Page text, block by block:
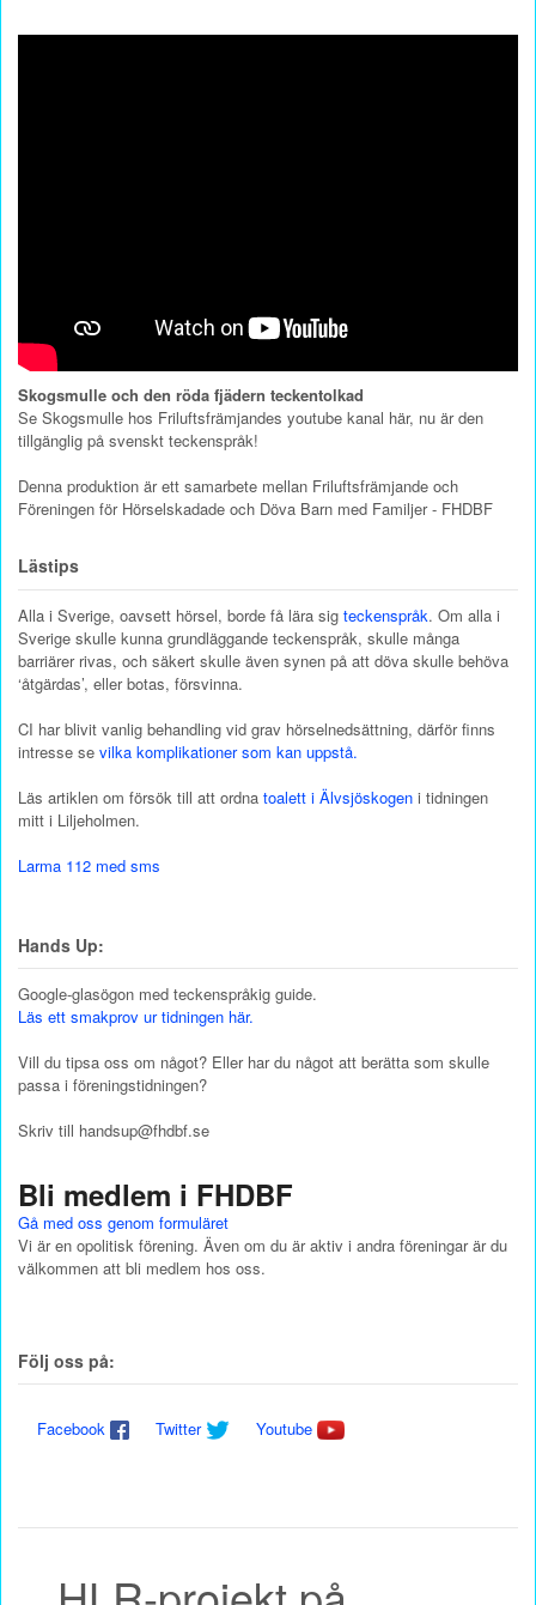
Skogsmulle och den röda fjädern teckentolkad
Se Skogsmulle hos Friluftsfrämjandes youtube kanal här, nu är den
tillgänglig på svenskt teckenspråk!
Denna produktion är ett samarbete mellan Friluftsfrämjande och
Föreningen för Hörselskadade och Döva Barn med Familjer - FHDBF
Lästips
Alla i Sverige, oavsett hörsel, borde få lära sig teckenspråk. Om alla i
Sverige skulle kunna grundläggande teckenspråk, skulle många
barriärer rivas, och säkert skulle även synen på att döva skulle behöva
‘åtgärdas’, eller botas, försvinna.
CI har blivit vanlig behandling vid grav hörselnedsättning, därför finns
intresse se vilka komplikationer som kan uppstå.
Läs artiklen om försök till att ordna toalett i Älvsjöskogen i tidningen
mitt i Liljeholmen.
Larma 112 med sms
Hands Up:
Google-glasögon med teckenspråkig guide.
Läs ett smakprov ur tidningen här.
Vill du tipsa oss om något? Eller har du något att berätta som skulle
passa i föreningstidningen?
Skriv till handsup@fhdbf.se
Bli medlem i FHDBF
Gå med oss genom formuläret
Vi är en opolitisk förening. Även om du är aktiv i andra föreningar är du
välkommen att bli medlem hos oss.
Följ oss på:
Facebook Twitter Youtube